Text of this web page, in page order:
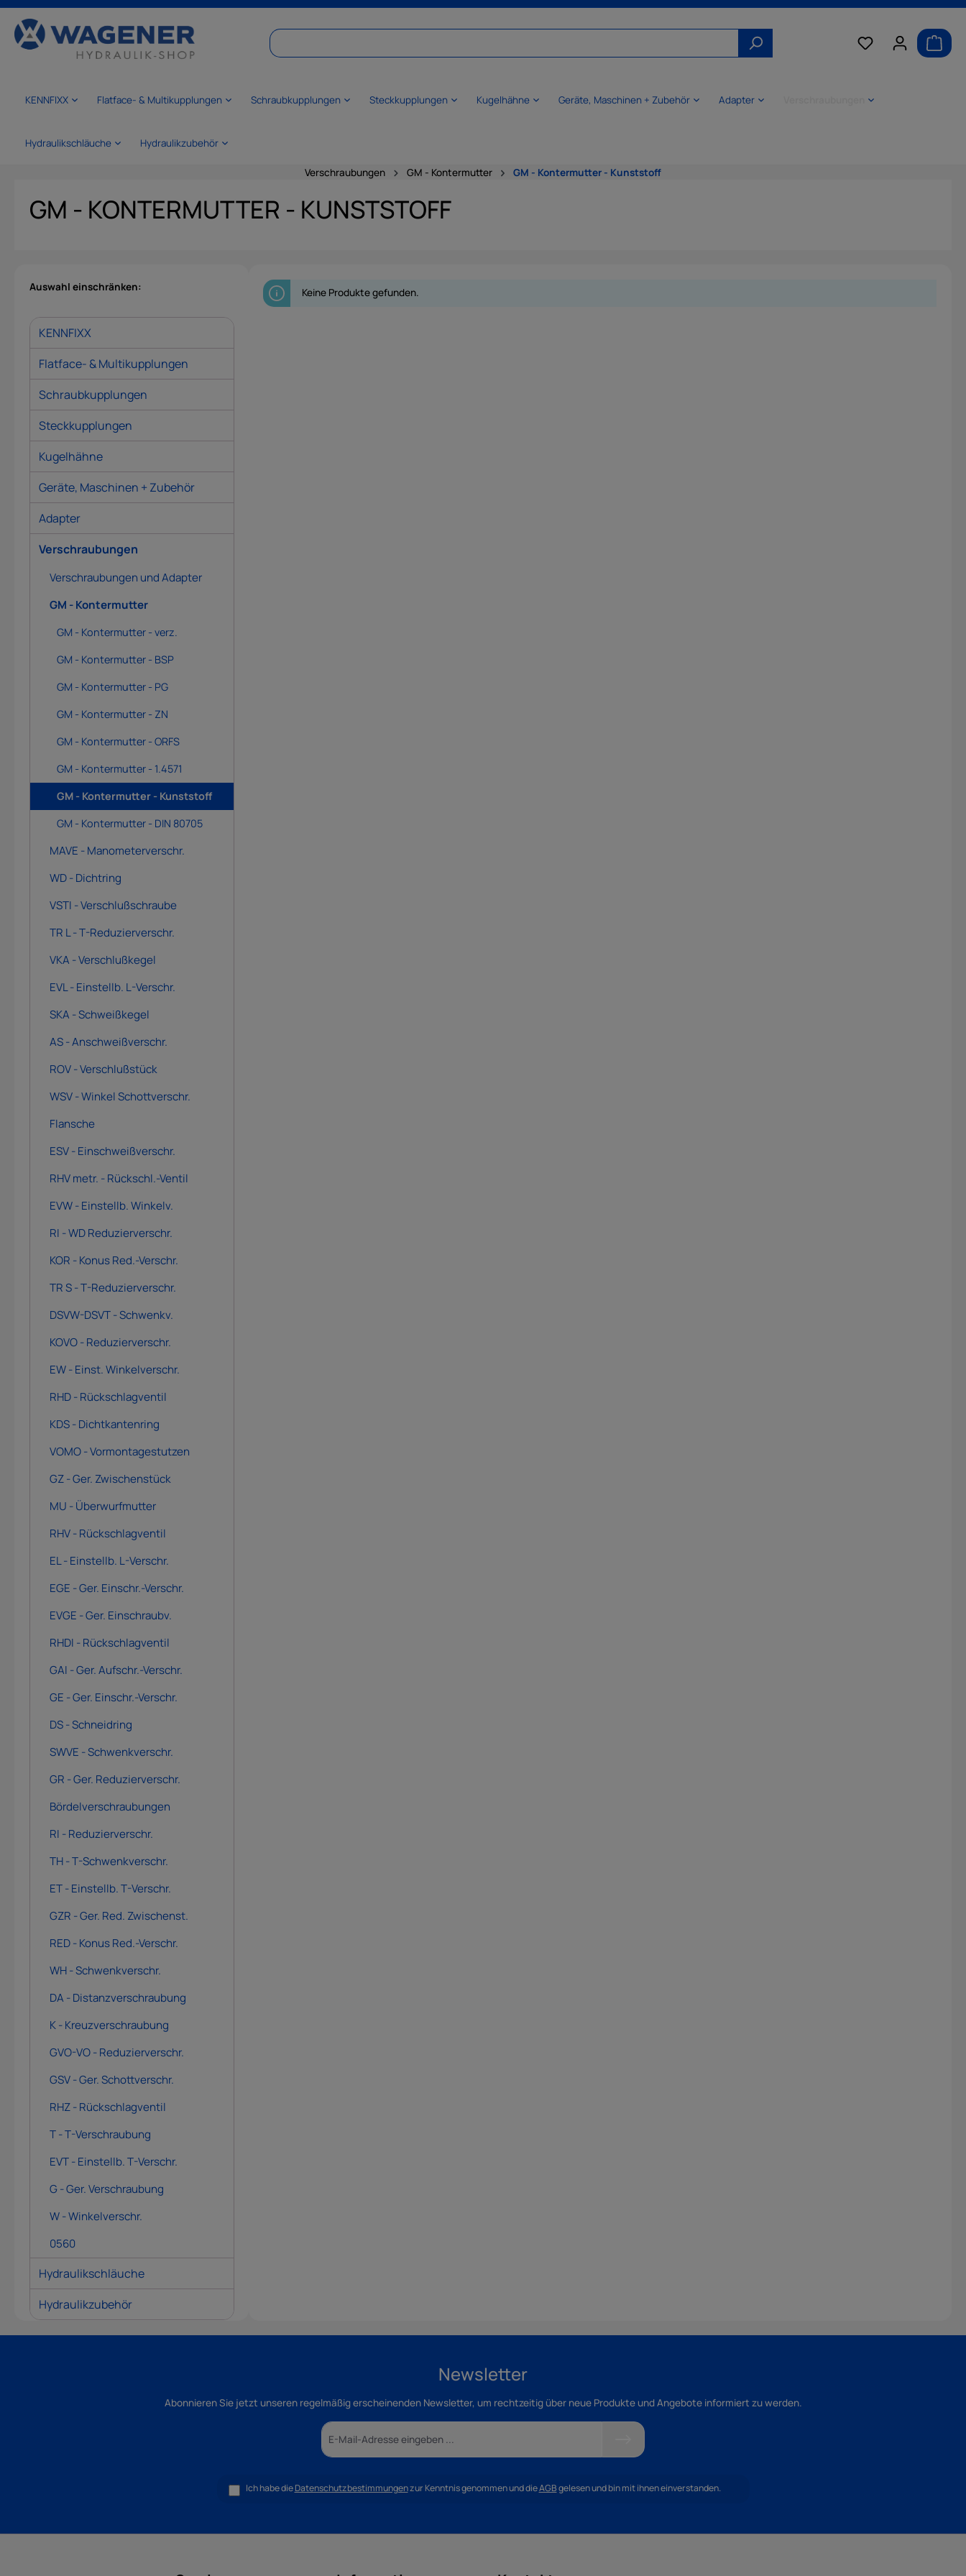
KENNFIXX Flatface- & Multikupplungen Schraubkupplungen Steckkupplungen Kugelhähne Geräte, Maschinen + Zubehör Adapter
Hydraulikschläuche Hydraulikzubehör
Verschraubungen GM - Kontermutter GM - Kontermutter - Kunststoff
GM - KONTERMUTTER - KUNSTSTOFF
Auswahl einschränken:
KENNFIXX
Flatface- & Multikupplungen
Schraubkupplungen
Steckkupplungen
Kugelhähne
Geräte, Maschinen + Zubehör
Adapter
Verschraubungen
Verschraubungen und Adapter
GM - Kontermutter
GM - Kontermutter - verz.
GM - Kontermutter - BSP
GM - Kontermutter - PG
GM - Kontermutter - ZN
GM - Kontermutter - ORFS
GM - Kontermutter - 1.4571
GM - Kontermutter - Kunststoff
GM - Kontermutter - DIN 80705
MAVE - Manometerverschr.
WD - Dichtring
VSTI - Verschlußschraube
TR L - T-Reduzierverschr.
VKA - Verschlußkegel
EVL - Einstellb. L-Verschr.
SKA - Schweißkegel
AS - Anschweißverschr.
ROV - Verschlußstück
WSV - Winkel Schottverschr.
Flansche
ESV - Einschweißverschr.
RHV metr. - Rückschl.-Ventil
EVW - Einstellb. Winkelv.
RI - WD Reduzierverschr.
KOR - Konus Red.-Verschr.
TR S - T-Reduzierverschr.
DSVW-DSVT - Schwenkv.
KOVO - Reduzierverschr.
EW - Einst. Winkelverschr.
RHD - Rückschlagventil
KDS - Dichtkantenring
VOMO - Vormontagestutzen
GZ - Ger. Zwischenstück
MU - Überwurfmutter
RHV - Rückschlagventil
EL - Einstellb. L-Verschr.
EGE - Ger. Einschr.-Verschr.
EVGE - Ger. Einschraubv.
RHDI - Rückschlagventil
GAI - Ger. Aufschr.-Verschr.
GE - Ger. Einschr.-Verschr.
DS - Schneidring
SWVE - Schwenkverschr.
GR - Ger. Reduzierverschr.
Bördelverschraubungen
RI - Reduzierverschr.
TH - T-Schwenkverschr.
ET - Einstellb. T-Verschr.
GZR - Ger. Red. Zwischenst.
RED - Konus Red.-Verschr.
WH - Schwenkverschr.
DA - Distanzverschraubung
K - Kreuzverschraubung
GVO-VO - Reduzierverschr.
GSV - Ger. Schottverschr.
RHZ - Rückschlagventil
T - T-Verschraubung
EVT - Einstellb. T-Verschr.
G - Ger. Verschraubung
W - Winkelverschr.
0560
Hydraulikschläuche
Hydraulikzubehör
Keine Produkte gefunden.
Newsletter
Abonnieren Sie jetzt unseren regelmäßig erscheinenden Newsletter, um rechtzeitig über neue Produkte und Angebote informiert zu werden.
Ich habe dieDatenschutzbestimmungenzur Kenntnis genommen und dieAGBgelesen und bin mit ihnen einverstanden.